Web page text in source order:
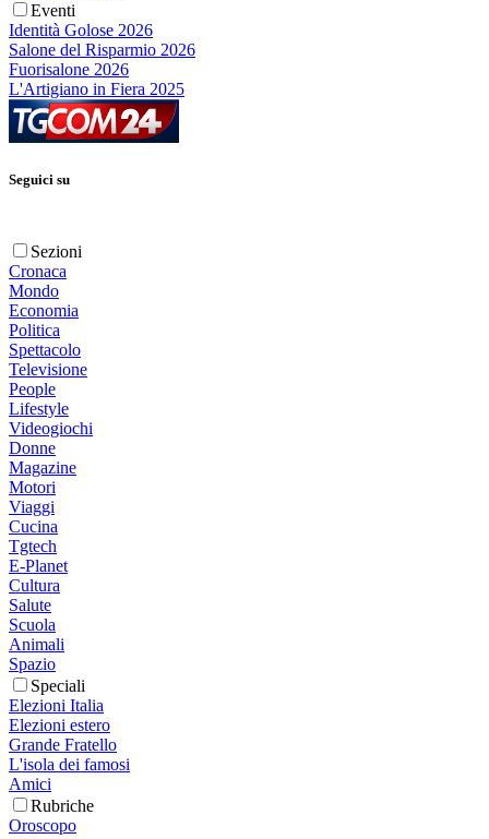
Eventi
Identità Golose 2026
Salone del Risparmio 2026
Fuorisalone 2026
L'Artigiano in Fiera 2025
Seguici su
Sezioni
Cronaca
Mondo
Economia
Politica
Spettacolo
Televisione
People
Lifestyle
Videogiochi
Donne
Magazine
Motori
Viaggi
Cucina
Tgtech
E-Planet
Cultura
Salute
Scuola
Animali
Spazio
Speciali
Elezioni Italia
Elezioni estero
Grande Fratello
L'isola dei famosi
Amici
Rubriche
Oroscopo